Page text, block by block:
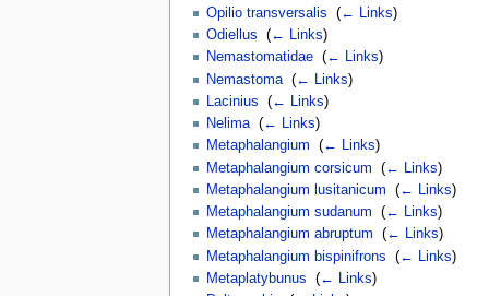
Opilio transversalis
(← Links)
Odiellus
(← Links)
Nemastomatidae‎ (← Links)
Nemastoma‎ (← Links)
Lacinius
(← Links)
Nelima‎ (← Links)
Metaphalangium
(← Links)
Metaphalangium corsicum
(← Links)
Metaphalangium lusitanicum
(← Links)
Metaphalangium sudanum
(← Links)
Metaphalangium abruptum
(← Links)
Metaphalangium bispinifrons
(← Links)
Metaplatybunus
(← Links)